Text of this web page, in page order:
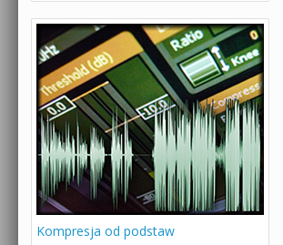
Kompresja od podstaw